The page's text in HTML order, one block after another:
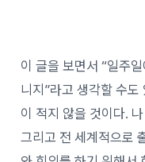
이 글을 보면서 “일주
니지”라고 생각할 수
이 적지 않을 것이다.
그리고 전 세계적으로